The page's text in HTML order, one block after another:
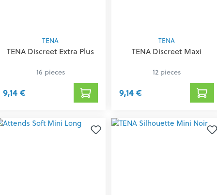
TENA
TENA Discreet Extra Plus
16 pieces
9,14 €
TENA
TENA Discreet Maxi
12 pieces
9,14 €